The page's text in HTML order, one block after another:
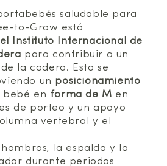
saludable para
to-Grow está
Instituto Internacional de
para contribuir a un
la cadera. Esto se
un posicionamiento
bebé en forma de M en
de porteo y un apoyo
vertebral y el
la espalda y la
durante periodos